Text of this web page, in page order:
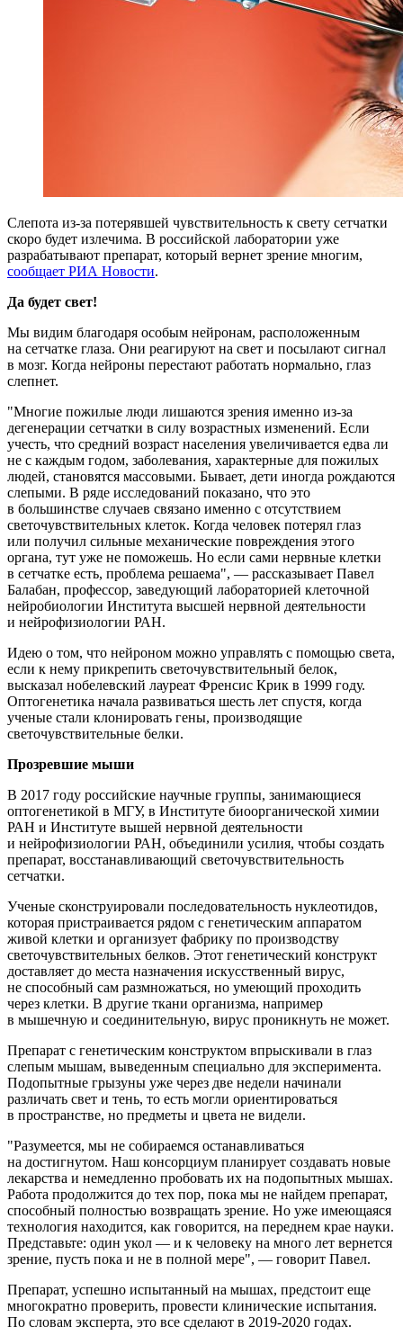
Слепота из-за потерявшей чувствительность к свету сетчатки
скоро будет излечима. В российской лаборатории уже
разрабатывают препарат, который вернет зрение многим,
сообщает РИА Новости.
Да будет свет!
Мы видим благодаря особым нейронам, расположенным
на сетчатке глаза. Они реагируют на свет и посылают сигнал
в мозг. Когда нейроны перестают работать нормально, глаз
слепнет.
"Многие пожилые люди лишаются зрения именно из-за
дегенерации сетчатки в силу возрастных изменений. Если
учесть, что средний возраст населения увеличивается едва ли
не с каждым годом, заболевания, характерные для пожилых
людей, становятся массовыми. Бывает, дети иногда рождаются
слепыми. В ряде исследований показано, что это
в большинстве случаев связано именно с отсутствием
светочувствительных клеток. Когда человек потерял глаз
или получил сильные механические повреждения этого
органа, тут уже не поможешь. Но если сами нервные клетки
в сетчатке есть, проблема решаема", — рассказывает Павел
Балабан, профессор, заведующий лабораторией клеточной
нейробиологии Института высшей нервной деятельности
и нейрофизиологии РАН.
Идею о том, что нейроном можно управлять с помощью света,
если к нему прикрепить светочувствительный белок,
высказал нобелевский лауреат Френсис Крик в 1999 году.
Оптогенетика начала развиваться шесть лет спустя, когда
ученые стали клонировать гены, производящие
светочувствительные белки.
Прозревшие мыши
В 2017 году российские научные группы, занимающиеся
оптогенетикой в МГУ, в Институте биоорганической химии
РАН и Институте вышей нервной деятельности
и нейрофизиологии РАН, объединили усилия, чтобы создать
препарат, восстанавливающий светочувствительность
сетчатки.
Ученые сконструировали последовательность нуклеотидов,
которая пристраивается рядом с генетическим аппаратом
живой клетки и организует фабрику по производству
светочувствительных белков. Этот генетический конструкт
доставляет до места назначения искусственный вирус,
не способный сам размножаться, но умеющий проходить
через клетки. В другие ткани организма, например
в мышечную и соединительную, вирус проникнуть не может.
Препарат с генетическим конструктом впрыскивали в глаз
слепым мышам, выведенным специально для эксперимента.
Подопытные грызуны уже через две недели начинали
различать свет и тень, то есть могли ориентироваться
в пространстве, но предметы и цвета не видели.
"Разумеется, мы не собираемся останавливаться
на достигнутом. Наш консорциум планирует создавать новые
лекарства и немедленно пробовать их на подопытных мышах.
Работа продолжится до тех пор, пока мы не найдем препарат,
способный полностью возвращать зрение. Но уже имеющаяся
технология находится, как говорится, на переднем крае науки.
Представьте: один укол — и к человеку на много лет вернется
зрение, пусть пока и не в полной мере", — говорит Павел.
Препарат, успешно испытанный на мышах, предстоит еще
многократно проверить, провести клинические испытания.
По словам эксперта, это все сделают в 2019-2020 годах.